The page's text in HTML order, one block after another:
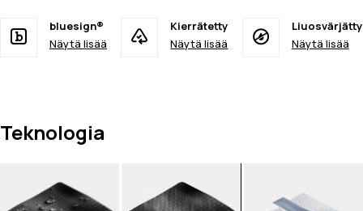
bluesign®
Näytä lisää
Kierrätetty
Näytä lisää
Liuosvärjätty
Näytä lisää
Teknologia